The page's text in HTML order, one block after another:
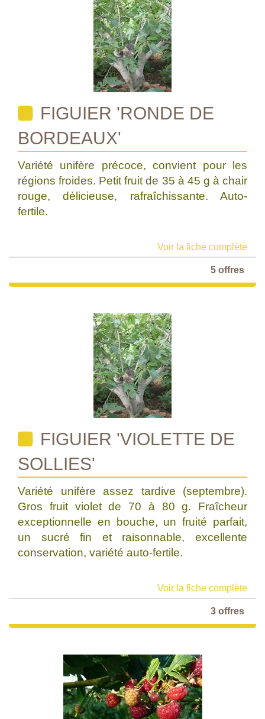
FIGUIER 'RONDE DE
BORDEAUX'
Variété unifère précoce, convient pour les
régions froides. Petit fruit de 35 à 45 g à chair
rouge, délicieuse, rafraîchissante. Auto-
fertile.
Voir la fiche complète
5 offres
FIGUIER 'VIOLETTE DE
SOLLIES'
Variété unifère assez tardive (septembre).
Gros fruit violet de 70 à 80 g. Fraîcheur
exceptionnelle en bouche, un fruité parfait,
un sucré fin et raisonnable, excellente
conservation, variété auto-fertile.
Voir la fiche complète
3 offres